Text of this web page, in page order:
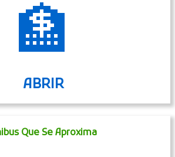
🏦
ABRIR
Que Se Aproxima